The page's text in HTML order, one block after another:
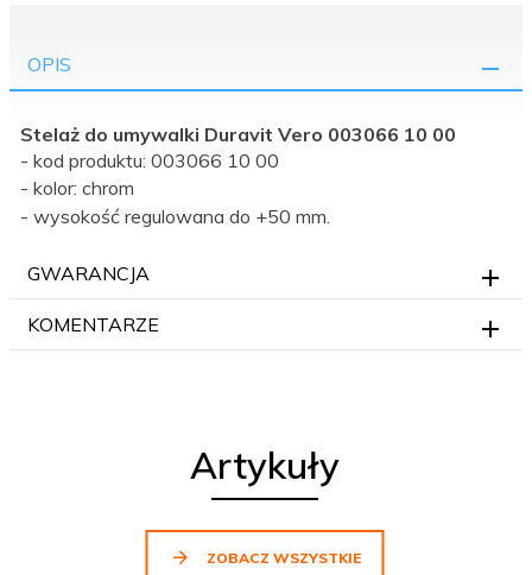
OPIS
Stelaż do umywalki Duravit Vero 003066 10 00
- kod produktu: 003066 10 00
- kolor: chrom
- wysokość regulowana do +50 mm.
GWARANCJA
KOMENTARZE
Artykuły
ZOBACZ WSZYSTKIE